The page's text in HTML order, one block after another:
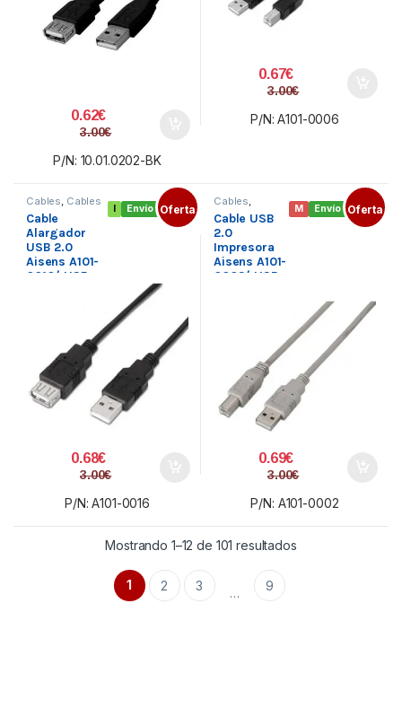
0.62€
3.00€
P/N: 10.01.0202-BK
0.67€
3.00€
P/N: A101-0006
Envío gratis
I Oferta
Cables, Cables
USB ,
Conectividad
Cable
Alargador
USB 2.0
Aisens A101-
0016/ USB
0.68€
3.00€
P/N: A101-0016
Envío gratis
M Oferta
Cables,
Cables USB
Conectividad
Cable USB
2.0
Impresora
Aisens A101-
0002/ USB
0.69€
3.00€
P/N: A101-0002
Mostrando 1–12 de 101 resultadosOrdenado por
1 2 3 … 9